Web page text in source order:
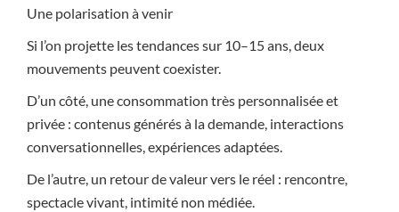
Une polarisation à venir
Si l’on projette les tendances sur 10–15 ans, deux
mouvements peuvent coexister.
D’un côté, une consommation très personnalisée et
privée : contenus générés à la demande, interactions
conversationnelles, expériences adaptées.
De l’autre, un retour de valeur vers le réel : rencontre,
spectacle vivant, intimité non médiée.